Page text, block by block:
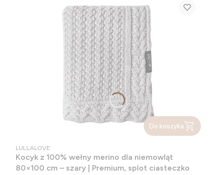
Do koszyka
PRODUCENT
LULLALOVE
Kocyk z 100% wełny merino dla niemowląt
80×100 cm – szary | Premium, splot ciasteczko